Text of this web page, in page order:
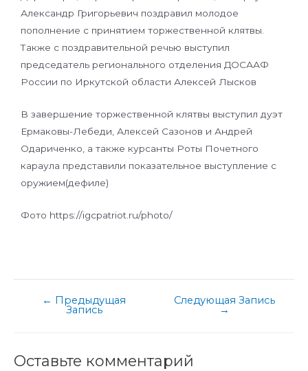
Александр Григорьевич поздравил молодое
пополнение с принятием торжественной клятвы.
Также с поздравительной речью выступил
председатель регионального отделения ДОСААФ
России по Иркутской области Алексей Лысков
В завершение торжественной клятвы выступил дуэт
Ермаковы-Лебеди, Алексей Сазонов и Андрей
Одариченко, а также курсанты Роты Почетного
караула представили показательное выступление с
оружием(дефиле)
Фото https://igcpatriot.ru/photo/
← Предыдущая
Запись
Следующая Запись
→
Оставьте комментарий